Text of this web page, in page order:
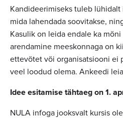
Kandideerimiseks tuleb
mida lahendada soovitakse,
Kasulik on leida endale ka
arendamine meeskonnaga on
ettevõtet või organisatsiooni ei
veel loodud olema. Ankeedi
Idee esitamise tähtaeg on 1.
NULA infoga jooksvalt kursis